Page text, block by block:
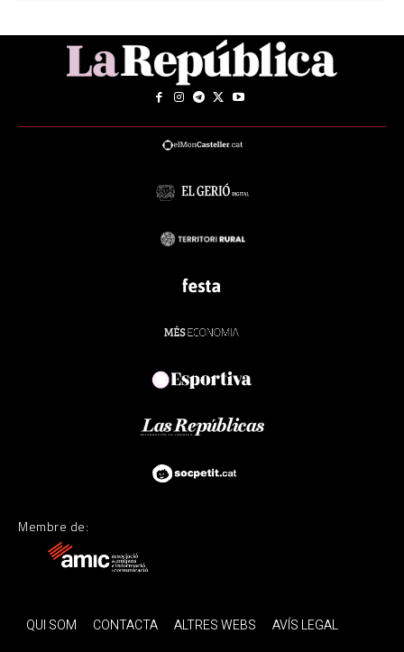
Membre de:
QUI SOM CONTACTA ALTRES WEBS AVÍS LEGAL